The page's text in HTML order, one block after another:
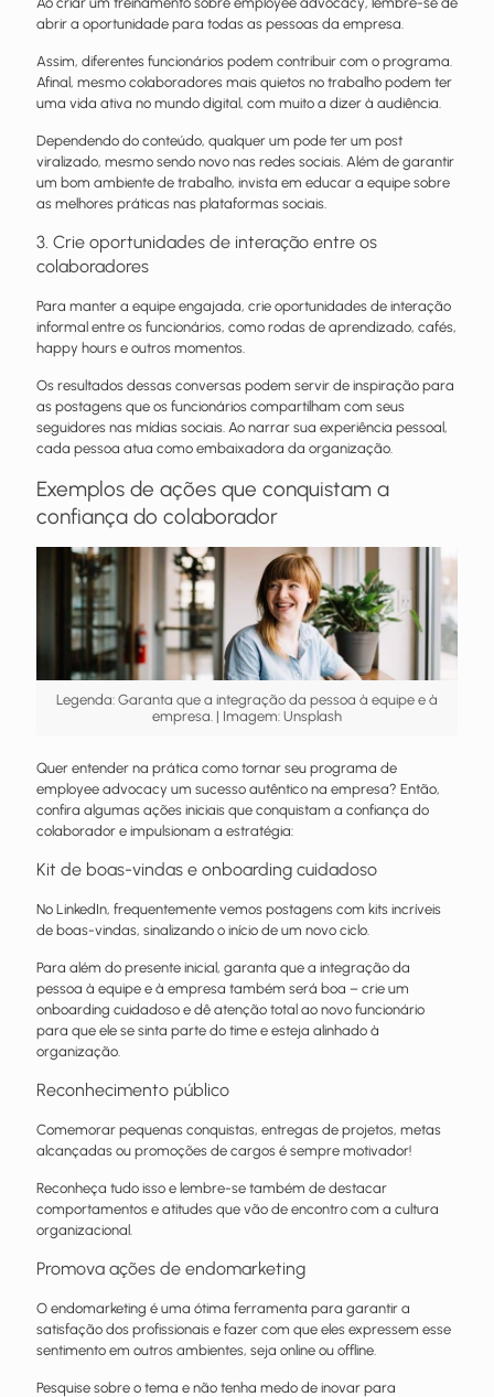
abrir a oportunidade para todas as pessoas da empresa.
Assim, diferentes funcionários podem contribuir com o programa.
Afinal, mesmo colaboradores mais quietos no trabalho podem ter
uma vida ativa no mundo digital, com muito a dizer à audiência.
Dependendo do conteúdo, qualquer um pode ter um post
viralizado, mesmo sendo novo nas redes sociais. Além de garantir
um bom ambiente de trabalho, invista em educar a equipe sobre
as melhores práticas nas plataformas sociais.
3. Crie oportunidades de interação entre os
colaboradores
Para manter a equipe engajada, crie oportunidades de interação
informal entre os funcionários, como rodas de aprendizado, cafés,
happy hours e outros momentos.
Os resultados dessas conversas podem servir de inspiração para
as postagens que os funcionários compartilham com seus
seguidores nas mídias sociais. Ao narrar sua experiência pessoal,
cada pessoa atua como embaixadora da organização.
Exemplos de ações que conquistam a
confiança do colaborador
Legenda: Garanta que a integração da pessoa à equipe e à
empresa. | Imagem: Unsplash
Quer entender na prática como tornar seu programa de
employee advocacy um sucesso autêntico na empresa? Então,
confira algumas ações iniciais que conquistam a confiança do
colaborador e impulsionam a estratégia:
Kit de boas-vindas e onboarding cuidadoso
No LinkedIn, frequentemente vemos postagens com kits incríveis
de boas-vindas, sinalizando o início de um novo ciclo.
Para além do presente inicial, garanta que a integração da
pessoa à equipe e à empresa também será boa – crie um
onboarding cuidadoso e dê atenção total ao novo funcionário
para que ele se sinta parte do time e esteja alinhado à
organização.
Reconhecimento público
Comemorar pequenas conquistas, entregas de projetos, metas
alcançadas ou promoções de cargos é sempre motivador!
Reconheça tudo isso e lembre-se também de destacar
comportamentos e atitudes que vão de encontro com a cultura
organizacional.
Promova ações de endomarketing
O endomarketing é uma ótima ferramenta para garantir a
satisfação dos profissionais e fazer com que eles expressem esse
sentimento em outros ambientes, seja online ou offline.
Pesquise sobre o tema e não tenha medo de inovar para